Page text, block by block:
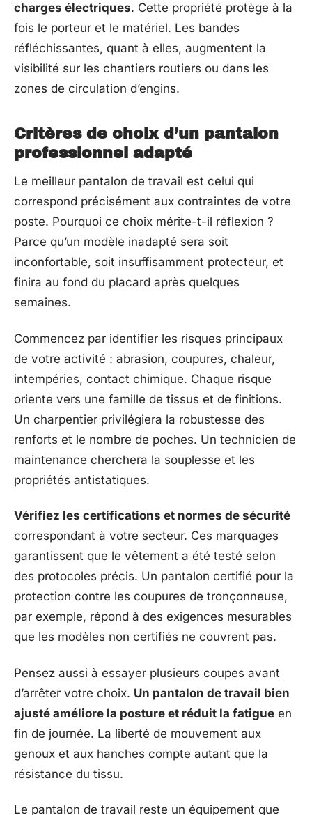
charges électriques. Cette propriété protège à la
fois le porteur et le matériel. Les bandes
réfléchissantes, quant à elles, augmentent la
visibilité sur les chantiers routiers ou dans les
zones de circulation d’engins.
Critères de choix d’un pantalon
professionnel adapté
Le meilleur pantalon de travail est celui qui
correspond précisément aux contraintes de votre
poste. Pourquoi ce choix mérite-t-il réflexion ?
Parce qu’un modèle inadapté sera soit
inconfortable, soit insuffisamment protecteur, et
finira au fond du placard après quelques
semaines.
Commencez par identifier les risques principaux
de votre activité : abrasion, coupures, chaleur,
intempéries, contact chimique. Chaque risque
oriente vers une famille de tissus et de finitions.
Un charpentier privilégiera la robustesse des
renforts et le nombre de poches. Un technicien de
maintenance cherchera la souplesse et les
propriétés antistatiques.
Vérifiez les certifications et normes de sécurité
correspondant à votre secteur. Ces marquages
garantissent que le vêtement a été testé selon
des protocoles précis. Un pantalon certifié pour la
protection contre les coupures de tronçonneuse,
par exemple, répond à des exigences mesurables
que les modèles non certifiés ne couvrent pas.
Pensez aussi à essayer plusieurs coupes avant
d’arrêter votre choix. Un pantalon de travail bien
ajusté améliore la posture et réduit la fatigue en
fin de journée. La liberté de mouvement aux
genoux et aux hanches compte autant que la
résistance du tissu.
Le pantalon de travail reste un équipement que